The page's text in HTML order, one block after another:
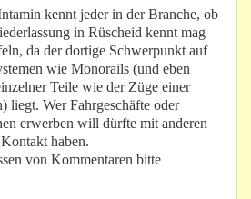
kennt jeder in der Branche, ob
in Rüscheid kennt mag
da der dortige Schwerpunkt auf
wie Monorails (und eben
Teile wie der Züge einer
liegt. Wer Fahrgeschäfte oder
erwerben will dürfte mit anderen
haben.
von Kommentaren bitte